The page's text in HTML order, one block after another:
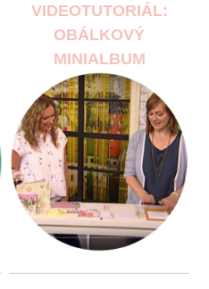
VIDEOTUTORIÁL:
OBÁLKOVÝ
MINIALBUM